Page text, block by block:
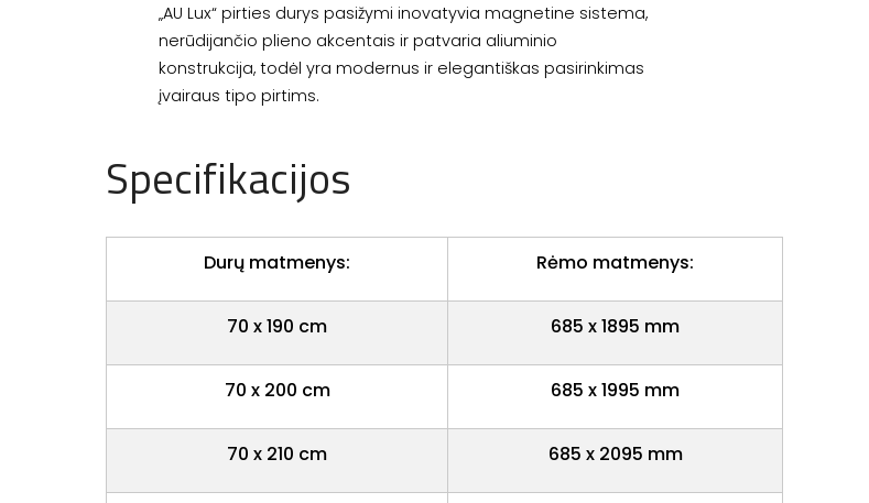
„AU Lux“ pirties durys pasižymi inovatyvia magnetine sistema,
nerūdijančio plieno akcentais ir patvaria aliuminio
konstrukcija, todėl yra modernus ir elegantiškas pasirinkimas
įvairaus tipo pirtims.
Specifikacijos
Durų matmenys: Rėmo matmenys:
70 x 190 cm 685 x 1895 mm
70 x 200 cm 685 x 1995 mm
70 x 210 cm 685 x 2095 mm